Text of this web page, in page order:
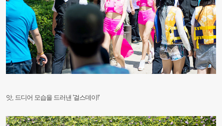
앗, 드디어 모습을 드러낸 '걸스데이!'